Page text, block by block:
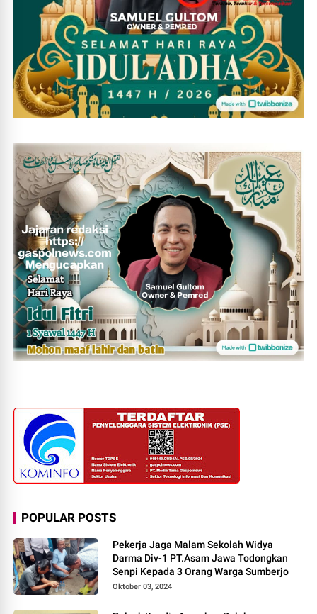
POPULAR POSTS
Pekerja Jaga Malam Sekolah Widya
Darma Div-1 PT.Asam Jawa Todongkan
Senpi Kepada 3 Orang Warga Sumberjo
Oktober 03, 2024